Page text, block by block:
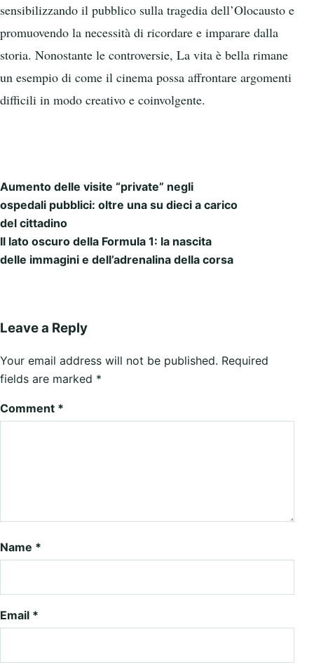
sensibilizzando il pubblico sulla tragedia dell’Olocausto e
promuovendo la necessità di ricordare e imparare dalla
storia. Nonostante le controversie, La vita è bella rimane
un esempio di come il cinema possa affrontare argomenti
difficili in modo creativo e coinvolgente.
Post navigation
Aumento delle visite “private” negli
ospedali pubblici: oltre una su dieci a carico
del cittadino
Il lato oscuro della Formula 1: la nascita
delle immagini e dell’adrenalina della corsa
Leave a Reply
Your email address will not be published. Required
fields are marked *
Comment *
Name *
Email *